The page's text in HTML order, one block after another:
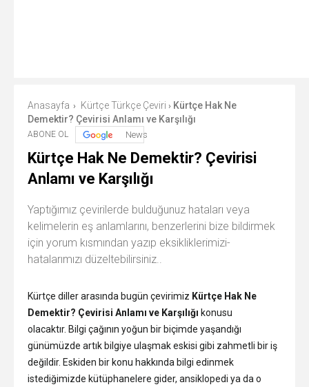
Anasayfa › Kürtçe Türkçe Çeviri › Kürtçe Hak Ne
Demektir? Çevirisi Anlamı ve Karşılığı
ABONE OL News
Kürtçe Hak Ne Demektir? Çevirisi
Anlamı ve Karşılığı
Yaptığımız çevirilerde bulduğunuz hataları veya
kelimelerin eş anlamlarını, benzerlerini bize bildirmek
için yorum kısmından yazıp eksikliklerimizi-
hatalarımızı düzeltebilirsiniz..
Kürtçe diller arasında bugün çevirimiz Kürtçe Hak Ne
Demektir? Çevirisi Anlamı ve Karşılığı konusu
olacaktır. Bilgi çağının yoğun bir biçimde yaşandığı
günümüzde artık bilgiye ulaşmak eskisi gibi zahmetli bir iş
değildir. Eskiden bir konu hakkında bilgi edinmek
istediğimizde kütüphanelere gider, ansiklopedi ya da o